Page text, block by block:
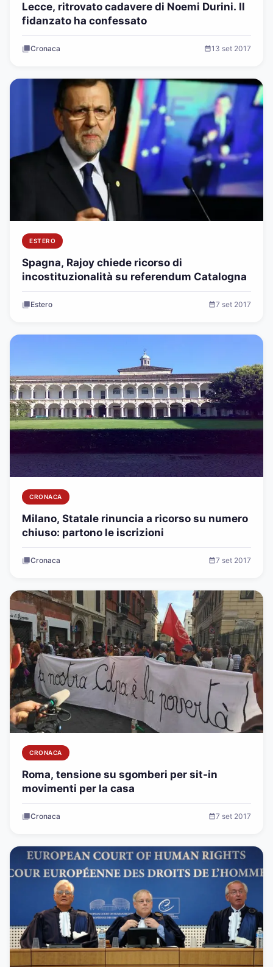
Lecce, ritrovato cadavere di Noemi Durini. Il
fidanzato ha confessato
Cronaca 13 set 2017
ESTERO
Spagna, Rajoy chiede ricorso di
incostituzionalità su referendum Catalogna
Estero 7 set 2017
CRONACA
Milano, Statale rinuncia a ricorso su numero
chiuso: partono le iscrizioni
Cronaca 7 set 2017
CRONACA
Roma, tensione su sgomberi per sit-in
movimenti per la casa
Cronaca 7 set 2017